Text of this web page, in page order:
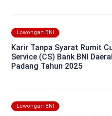
Lowongan BNI
Karir Tanpa Syarat Rumit
Service (CS) Bank BNI
Padang Tahun 2025
Lowongan BNI